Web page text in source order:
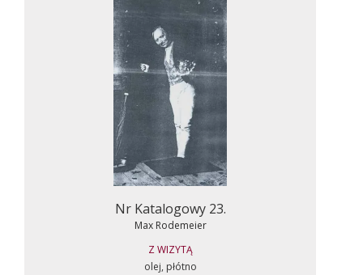
Nr Katalogowy 23.
Max Rodemeier
Z WIZYTĄ
olej, płótno